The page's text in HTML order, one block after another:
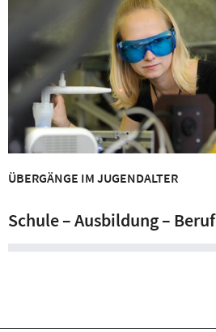
ÜBERGÄNGE IM JUGENDALTER
Schule – Ausbildung – Beruf